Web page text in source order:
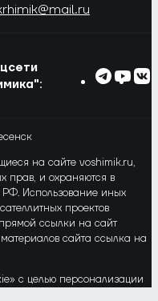
на сайте voshimik.ru,
прав, и охраняются в
РФ. Использование иных
проектов
ссылки на сайт
сайта ссылка на
с целью персонализации